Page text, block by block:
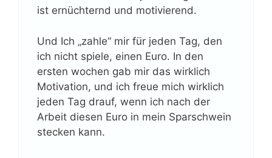
ist ernüchternd und motivierend.
Und Ich „zahle“ mir für jeden Tag, den
ich nicht spiele, einen Euro. In den
ersten wochen gab mir das wirklich
Motivation, und ich freue mich wirklich
jeden Tag drauf, wenn ich nach der
Arbeit diesen Euro in mein Sparschwein
stecken kann.